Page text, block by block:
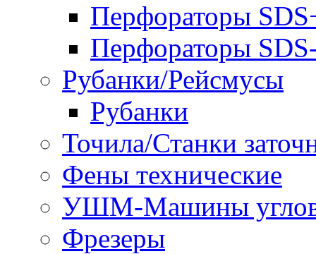
Перфораторы
Перфораторы
Рубанки/Рейсмусы
Рубанки
Точила/Станки
Фены технические
УШМ-Машины
Фрезеры